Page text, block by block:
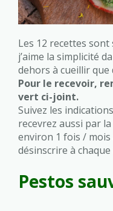
Les 12 recettes
j’aime la simplicité
dehors à cueillir que
Pour le recevoir,
vert ci-joint.
Suivez les
recevrez aussi par
environ 1 fois / mois
désinscrire à
Pestos